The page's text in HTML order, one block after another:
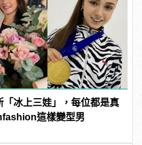
冰上三娃」，每位都是真
這樣變型男